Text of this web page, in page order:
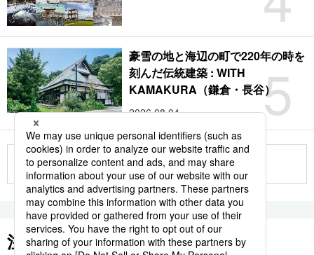
5
豪雪の地と海辺の町で220年の時を
刻んだ伝統建築 : WITH
KAMAKURA（鎌倉・長谷）
2026.08.04
もっと見る
注目のキーワード